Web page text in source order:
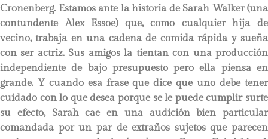
Cronenberg. Estamos ante la historia de Sarah Walker (una
contundente Alex Essoe) que, como cualquier hija de
vecino, trabaja en una cadena de comida rápida y sueña
con ser actriz. Sus amigos la tientan con una producción
independiente de bajo presupuesto pero ella piensa en
grande. Y cuando esa frase que dice que uno debe tener
cuidado con lo que desea porque se le puede cumplir surte
su efecto, Sarah cae en una audición bien particular
comandada por un par de extraños sujetos que parecen